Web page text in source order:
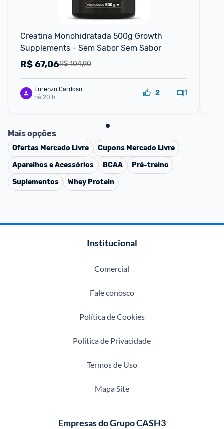
Creatina Monohidratada 500g Growth
Supplements - Sem Sabor Sem Sabor
R$ 104,90
R$67,06
Lorenzo Cardoso
há 20 h
2 1
Mais opções
Ofertas Mercado Livre Cupons Mercado Livre
Aparelhos e Acessórios
BCAA
Pré-treino
Suplementos
Whey Protein
Institucional
Comercial
Fale conosco
Política de Cookies
Política de Privacidade
Termos de Uso
Mapa Site
Empresas do Grupo CASH3